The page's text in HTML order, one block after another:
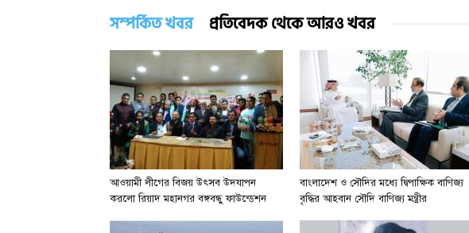
সম্পর্কিত খবর প্রতিবেদক থেকে আরও খবর
আওয়ামী লীগের বিজয় উৎসব উদযাপন
করলো রিয়াদ মহানগর বঙ্গবন্ধু ফাউন্ডেশন
বাংলাদেশ ও সৌদির মধ্যে দ্বিপাক্ষিক বাণিজ্য
বৃদ্ধির আহবান সৌদি বাণিজ্য মন্ত্রীর